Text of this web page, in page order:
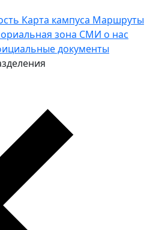
Карта кампуса Маршруты
зона СМИ о нас
документы